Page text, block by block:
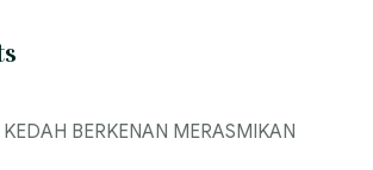
BERKENAN MERASMIKAN